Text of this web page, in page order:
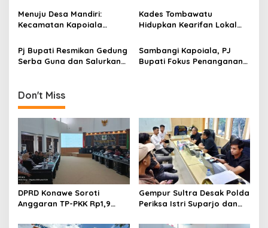
s
Manfaat
dan Kapoiala Baru
Menuju Desa Mandiri:
Kecamatan Kapoiala
Indeks Desa Membangun
Kades Tombawatu
Hidupkan Kearifan Lokal
Pantai Tombawatu
Menjelang Tahun Baru
Pj Bupati Resmikan Gedung
Serba Guna dan Salurkan
Sambangi Kapoiala, PJ
Bupati Fokus Penanganan
Don't Miss
DPRD Konawe Soroti
Anggaran TP-PKK Rp1,9
untuk Perjalanan Dinas
Gempur Sultra Desak Polda
Periksa Istri Suparjo dan
Kasus Tambang Ilegal